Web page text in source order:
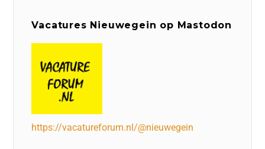
Vacatures Nieuwegein op Mastodon
https://vacatureforum.nl/@nieuwegein